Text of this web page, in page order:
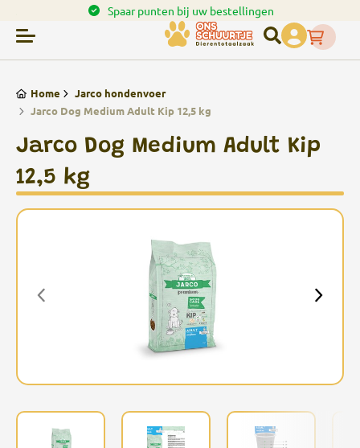
Spaar punten bij uw bestellingen
Home
Jarco hondenvoer
Jarco Dog Medium Adult Kip 12,5 kg
Jarco Dog Medium Adult Kip
12,5 kg